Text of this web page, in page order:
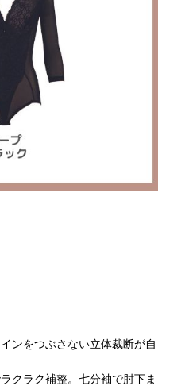
ンをつぶさない立体裁断が自
クラク補整。七分袖で肘下ま